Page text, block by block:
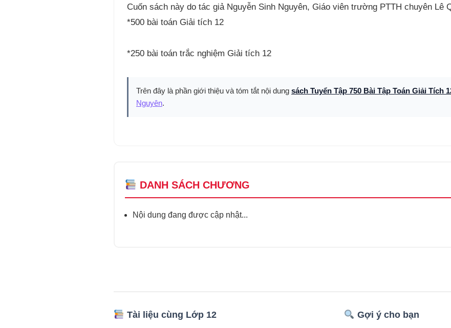
Cuốn sách này do tác giả Nguyễn Sinh Nguyên, Giáo viên trường PTTH chuyên Lê
*500 bài toán Giải tích 12
*250 bài toán trắc nghiệm Giải tích 12
Trên đây là phần giới thiệu và tóm tắt nội dung sách Tuyển Tập 750 Bài Tập Toán Giải Tích
Nguyên.
DANH SÁCH CHƯƠNG
Nội dung đang được cập nhật...
Tài liệu cùng Lớp 12 Gợi ý cho bạn